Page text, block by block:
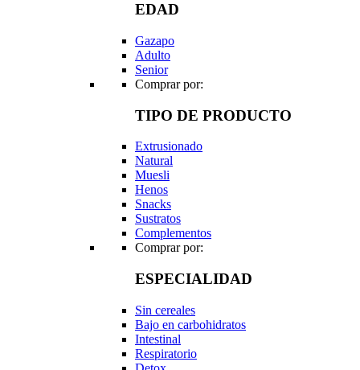
EDAD
Gazapo
Adulto
Senior
Comprar por:
TIPO DE PRODUCTO
Extrusionado
Natural
Muesli
Henos
Snacks
Sustratos
Complementos
Comprar por:
ESPECIALIDAD
Sin cereales
Bajo en carbohidratos
Intestinal
Respiratorio